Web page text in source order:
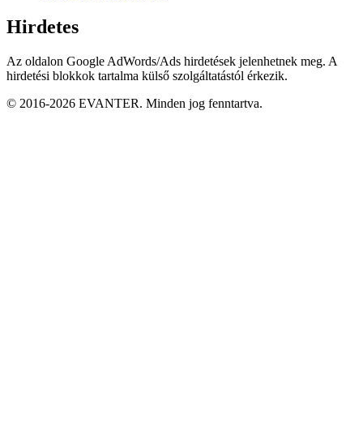
Hirdetes
Az oldalon Google AdWords/Ads hirdetések jelenhetnek meg. A
hirdetési blokkok tartalma külső szolgáltatástól érkezik.
© 2016-2026 EVANTER. Minden jog fenntartva.